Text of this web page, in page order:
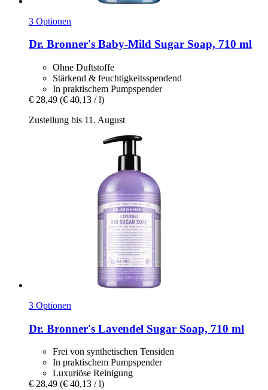
3 Optionen
Dr. Bronner's Baby-​Mild Sugar Soap, 710 ml
Ohne Duftstoffe
Stärkend & feuchtigkeitsspendend
In praktischem Pumpspender
€ 28,49 (€ 40,13 / l)
Zustellung bis 11. August
3 Optionen
Dr. Bronner's Lavendel Sugar Soap, 710 ml
Frei von synthetischen Tensiden
In praktischem Pumpspender
Luxuriöse Reinigung
€ 28,49 (€ 40,13 / l)